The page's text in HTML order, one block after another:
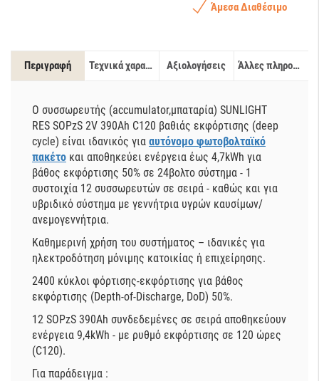
Άμεσα Διαθέσιμο
Περιγραφή Τεχνικά χαρακτηριστικά Αξιολογήσεις Άλλες πληροφορίες
Ο συσσωρευτής (accumulator,μπαταρία) SUNLIGHT
RES SOPzS 2V 390Ah C120 βαθιάς εκφόρτισης (deep
cycle) είναι ιδανικός για αυτόνομο φωτοβολταϊκό
πακέτο και αποθηκεύει ενέργεια έως 4,7kWh για
βάθος εκφόρτισης 50% σε 24βολτο σύστημα - 1
συστοιχία 12 συσσωρευτών σε σειρά - καθώς και για
υβριδικό σύστημα με γεννήτρια υγρών καυσίμων/
ανεμογεννήτρια.
Καθημερινή χρήση του συστήματος – ιδανικές για
ηλεκτροδότηση μόνιμης κατοικίας ή επιχείρησης.
2400 κύκλοι φόρτισης-εκφόρτισης για βάθος
εκφόρτισης (Depth-of-Discharge, DoD) 50%.
12 SOPzS 390Ah συνδεδεμένες σε σειρά αποθηκεύουν
ενέργεια 9,4kWh - με ρυθμό εκφόρτισης σε 120 ώρες
(C120).
Για παράδειγμα :